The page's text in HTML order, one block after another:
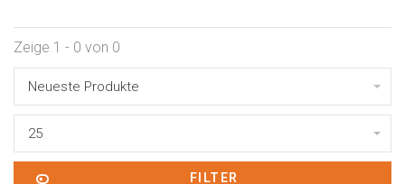
Zeige 1 - 0 von 0
Neueste Produkte
25
FILTER